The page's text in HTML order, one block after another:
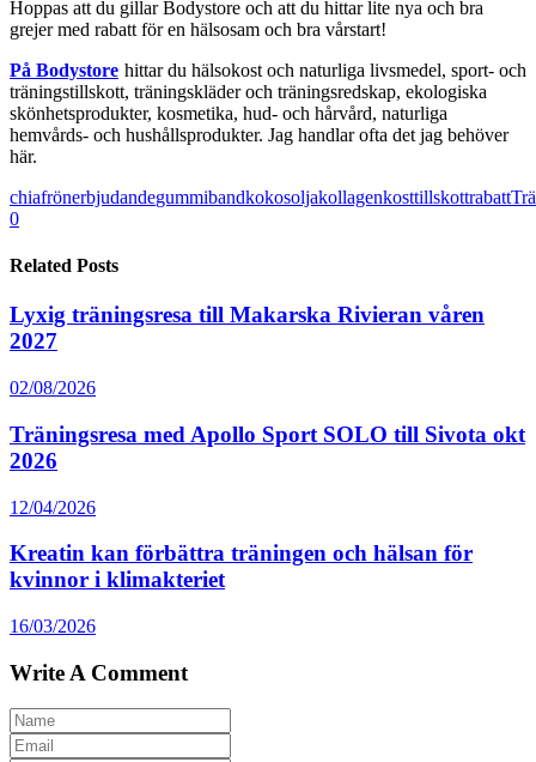
Hoppas att du gillar Bodystore och att du hittar lite nya och bra
grejer med rabatt för en hälsosam och bra vårstart!
På Bodystore hittar du hälsokost och naturliga livsmedel, sport- och
träningstillskott, träningskläder och träningsredskap, ekologiska
skönhetsprodukter, kosmetika, hud- och hårvård, naturliga
hemvårds- och hushållsprodukter. Jag handlar ofta det jag behöver
här.
chiafrönerbjudandegummibandkokosoljakollagenkosttillskottrabatt
0
Related Posts
Lyxig träningsresa till Makarska Rivieran våren
2027
02/08/2026
Träningsresa med Apollo Sport SOLO till Sivota okt
2026
12/04/2026
Kreatin kan förbättra träningen och hälsan för
kvinnor i klimakteriet
16/03/2026
Write A Comment